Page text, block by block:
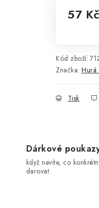
57 Kč
Kód zboží:
Značka: Hurá
Tisk
Dárkové
když nevíte, co
darovat